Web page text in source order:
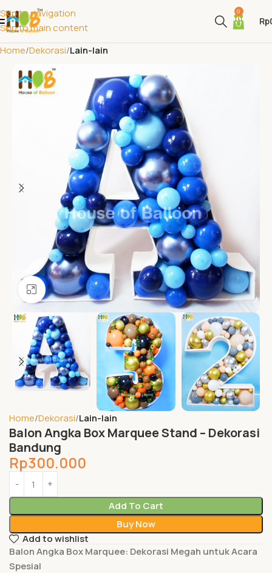
Skip to navigation
Skip to main content
0
Rp
Home Dekorasi Lain-lain
Click to enlarge
Home Dekorasi Lain-lain
Balon Angka Box Marquee Stand – Dekorasi
Bandung
Rp300.000
Add To Cart
Buy Now
Add to wishlist
Balon Angka Box Marquee: Dekorasi Megah untuk Acara
Spesial